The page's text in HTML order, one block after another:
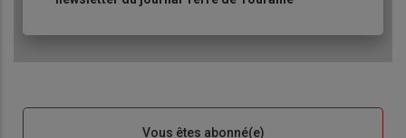
Vous êtes abonné(e)